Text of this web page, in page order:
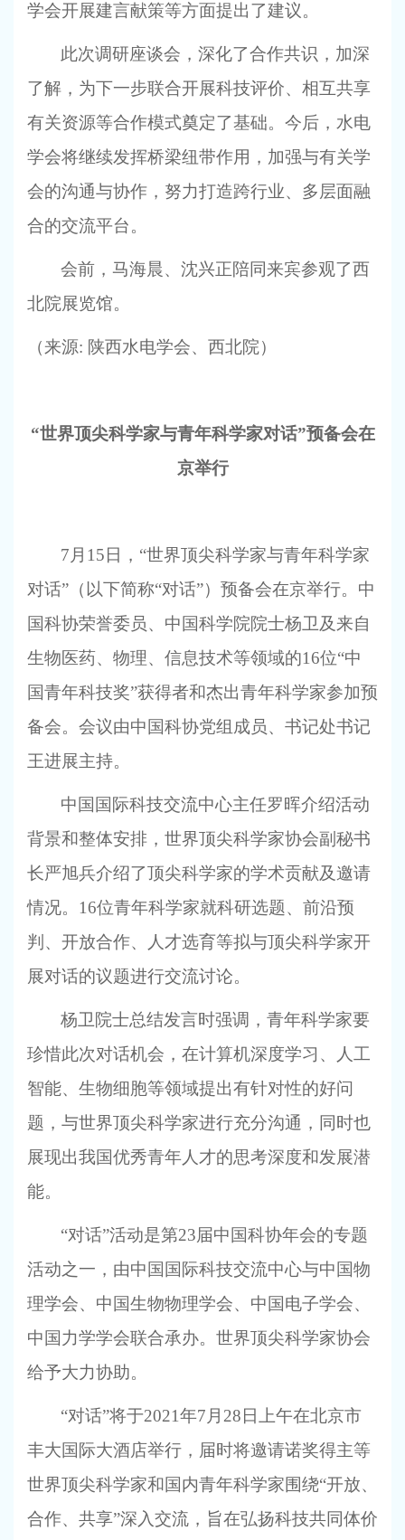
学会开展建言献策等方面提出了建议。
此次调研座谈会，深化了合作共识，加深
了解，为下一步联合开展科技评价、相互共享
有关资源等合作模式奠定了基础。今后，水电
学会将继续发挥桥梁纽带作用，加强与有关学
会的沟通与协作，努力打造跨行业、多层面融
合的交流平台。
会前，马海晨、沈兴正陪同来宾参观了西
北院展览馆。
（来源: 陕西水电学会、西北院）
“世界顶尖科学家与青年科学家对话”预备会在
京举行
7 月15日，“世界顶尖科学家与青年科学家
对话”（以下简称“对话”）预备会在京举行。中
国科协荣誉委员、中国科学院院士杨卫及来自
生物医药、物理、信息技术等领域的16位“中
国青年科技奖”获得者和杰出青年科学家参加预
备会。会议由中国科协党组成员、书记处书记
王进展主持。
中国国际科技交流中心主任罗晖介绍活动
背景和整体安排，世界顶尖科学家协会副秘书
长严旭兵介绍了顶尖科学家的学术贡献及邀请
情况。16位青年科学家就科研选题、前沿预
判、开放合作、人才选育等拟与顶尖科学家开
展对话的议题进行交流讨论。
杨卫院士总结发言时强调，青年科学家要
珍惜此次对话机会，在计算机深度学习、人工
智能、生物细胞等领域提出有针对性的好问
题，与世界顶尖科学家进行充分沟通，同时也
展现出我国优秀青年人才的思考深度和发展潜
能。
“对话”活动是第23届中国科协年会的专题
活动之一，由中国国际科技交流中心与中国物
理学会、中国生物物理学会、中国电子学会、
中国力学学会联合承办。世界顶尖科学家协会
给予大力协助。
“对话”将于2021年7月28日上午在北京市
丰大国际大酒店举行，届时将邀请诺奖得主等
世界顶尖科学家和国内青年科学家围绕“开放、
合作、共享”深入交流，旨在弘扬科技共同体价